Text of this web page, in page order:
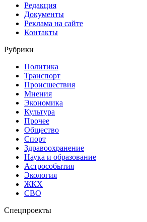
Редакция
Документы
Реклама на сайте
Контакты
Рубрики
Политика
Транспорт
Происшествия
Мнения
Экономика
Культура
Прочее
Общество
Спорт
Здравоохранение
Наука и образование
Астрособытия
Экология
ЖКХ
СВО
Спецпроекты